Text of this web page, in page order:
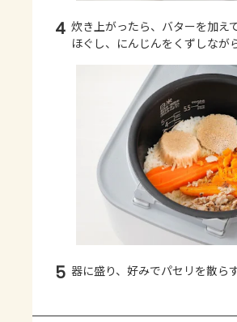
4 炊き上がったら、バターを加え
ほぐし、にんじんをくずしなが
5 器に盛り、好みでパセリを散らす